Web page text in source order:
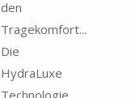
den
Tragekomfort...
Die
HydraLuxe
Technologie